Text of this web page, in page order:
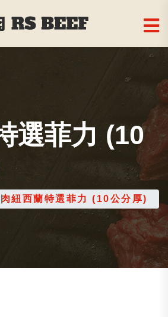
選菲力 (10
紐西蘭特選菲力 (10公分厚)